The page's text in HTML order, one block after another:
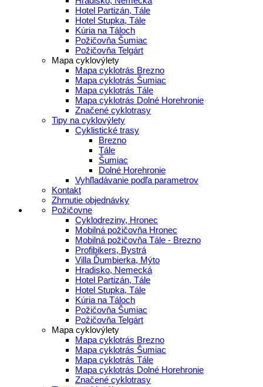
Hotel Partizán, Tále
Hotel Stupka, Tále
Kúria na Táloch
Požičovňa Šumiac
Požičovňa Telgárt
Mapa cyklovýlety
Mapa cyklotrás Brezno
Mapa cyklotrás Šumiac
Mapa cyklotrás Tále
Mapa cyklotrás Dolné Horehronie
Značené cyklotrasy
Tipy na cyklovýlety
Cyklistické trasy
Brezno
Tále
Šumiac
Dolné Horehronie
Vyhľladávanie podľa parametrov
Kontakt
Zhrnutie objednávky
Požičovne
Cyklodreziny, Hronec
Mobilná požičovňa Hronec
Mobilná požičovňa Tále - Brezno
Profibikers, Bystrá
Villa Ďumbierka, Mýto
Hradisko, Nemecká
Hotel Partizán, Tále
Hotel Stupka, Tále
Kúria na Táloch
Požičovňa Šumiac
Požičovňa Telgárt
Mapa cyklovýlety
Mapa cyklotrás Brezno
Mapa cyklotrás Šumiac
Mapa cyklotrás Tále
Mapa cyklotrás Dolné Horehronie
Značené cyklotrasy